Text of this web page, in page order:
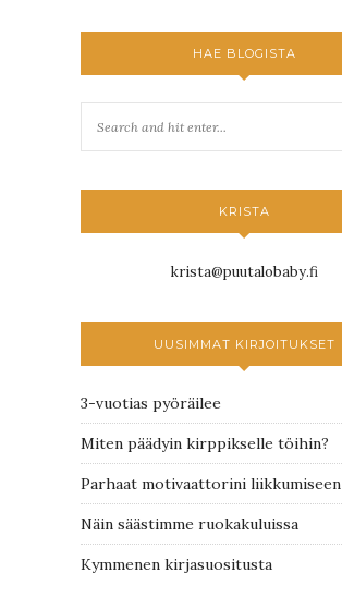
HAE BLOGISTA
KRISTA
krista@puutalobaby.fi
UUSIMMAT KIRJOITUKSET
3-vuotias pyöräilee
Miten päädyin kirppikselle töihin?
Parhaat motivaattorini liikkumiseen
Näin säästimme ruokakuluissa
Kymmenen kirjasuositusta